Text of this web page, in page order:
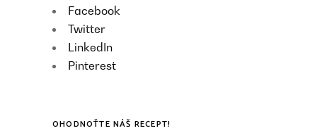
Facebook
Twitter
LinkedIn
Pinterest
OHODNOŤTE NÁŠ RECEPT!